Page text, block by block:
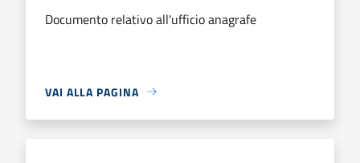
Documento relativo all'ufficio anagrafe
VAI ALLA PAGINA